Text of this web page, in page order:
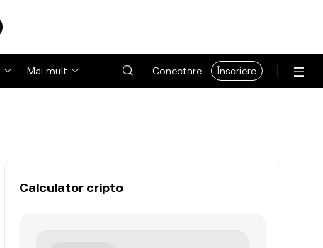
Mai mult Conectare Înscriere
Calculator cripto